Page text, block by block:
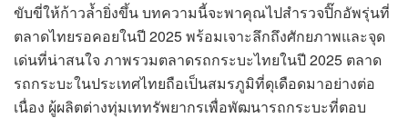
ขับขี่ให้ก้าวล้ำยิ่งขึ้น บทความนี้จะพาคุณไปสำรวจปิ๊กอัพรุ่นที่
ตลาดไทยรอคอยในปี 2025 พร้อมเจาะลึกถึงศักยภาพและจุด
เด่นที่น่าสนใจ ภาพรวมตลาดรถกระบะไทยในปี 2025 ตลาด
รถกระบะในประเทศไทยถือเป็นสมรภูมิที่ดุเดือดมาอย่างต่อ
เนื่อง ผู้ผลิตต่างทุ่มเททรัพยากรเพื่อพัฒนารถกระบะที่ตอบ